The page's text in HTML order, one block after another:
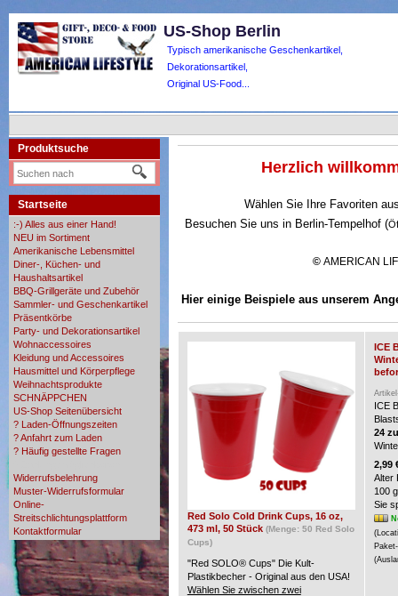
US-Shop Berlin
Typisch amerikanische Geschenkartikel,
Dekorationsartikel,
Original US-Food...
Produktsuche
Startseite
:-) Alles aus einer Hand!
NEU im Sortiment
Amerikanische Lebensmittel
Diner-, Küchen- und
Haushaltsartikel
BBQ-Grillgeräte und Zubehör
Sammler- und Geschenkartikel
Präsentkörbe
Party- und Dekorationsartikel
Wohnaccessoires
Kleidung und Accessoires
Hausmittel und Körperpflege
Weihnachtsprodukte
SCHNÄPPCHEN
US-Shop Seitenübersicht
? Laden-Öffnungszeiten
? Anfahrt zum Laden
? Häufig gestellte Fragen
Widerrufsbelehrung
Muster-Widerrufsformular
Online-
Streitschlichtungsplattform
Kontaktformular
Herzlich
Wählen Sie Ihre Favoriten
Besuchen Sie uns in Berlin-Tempelhof (
© AMERICAN
Hier einige Beispiele aus unserem
Red Solo Cold Drink Cups, 16 oz,
473 ml, 50 Stück (Menge: 50 Red Solo
Cups)
"Red SOLO® Cups" Die Kult-
Plastikbecher - Original aus den USA!
Wählen Sie zwischen zwei
ICE
ICE
24
2,99
Alter
100
Sie